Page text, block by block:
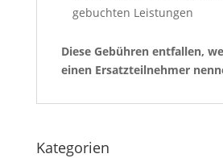
gebuchten Leistungen
Diese Gebühren entfallen,
einen Ersatzteilnehmer
Kategorien